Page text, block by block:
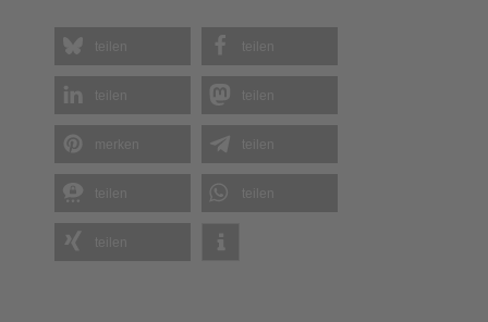
Mehr Informationen
Akzeptieren
Powered byUsercentrics Consent
Management Platform
teilen teilen
teilen teilen
teilen
teilen teilen
teilen